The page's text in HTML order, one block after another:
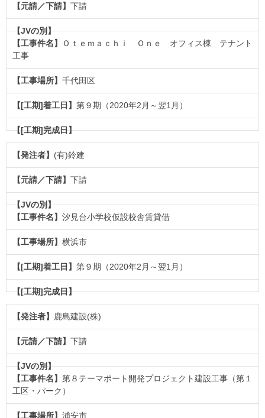
下請
Ｏｔｅｍａｃｈｉ Ｏｎｅ オフィス棟 テナント
工事
千代田区
第９期（2020年2月～翌1月）
(有)鈴建
下請
汐見台小学校仮設校舎賃貸借
横浜市
第９期（2020年2月～翌1月）
鹿島建設(株)
下請
第８テーマポート開発プロジェクト建設工事（第１
工区・パーク）
浦安市